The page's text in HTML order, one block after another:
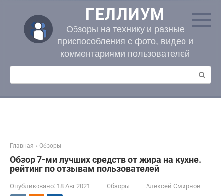
контенту
ГЕЛЛИУМ
Обзоры на технику и разные
приспособления с фото, видео и
комментариями пользователей
Поиск:
Главная » Обзоры
Обзор 7-ми лучших средств от жира на кухне.
рейтинг по отзывам пользователей
Опубликовано: 18 Авг 2021 Обзоры Алексей Смирнов